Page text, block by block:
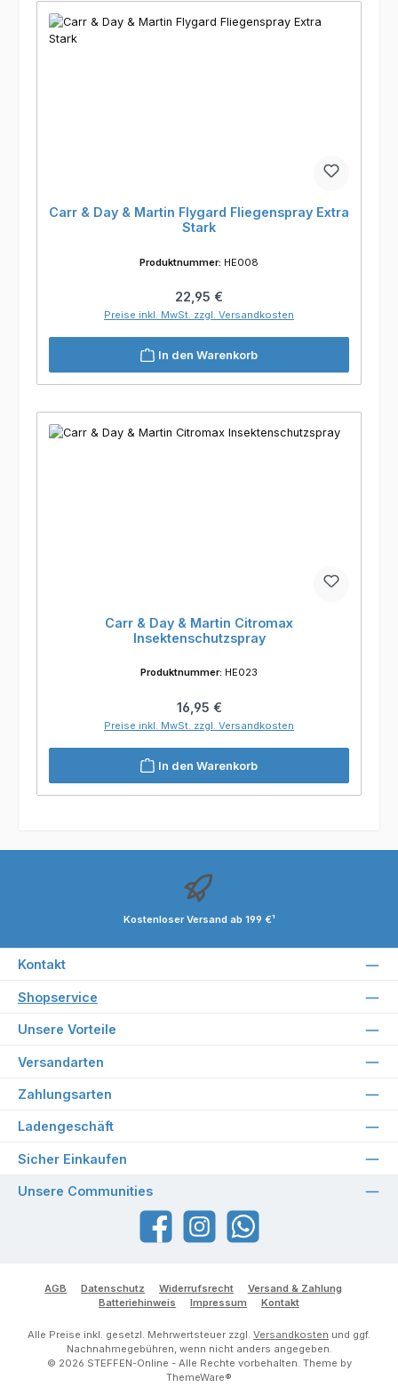
Carr & Day & Martin Flygard Fliegenspray Extra
Stark
Produktnummer: HE008
Regulärer Preis:
22,95 €
Preise inkl. MwSt. zzgl. Versandkosten
In den Warenkorb
Carr & Day & Martin Citromax
Insektenschutzspray
Produktnummer: HE023
Regulärer Preis:
16,95 €
Preise inkl. MwSt. zzgl. Versandkosten
In den Warenkorb
Kostenloser Versand ab 199 €¹
Kontakt
Shopservice
Unsere Vorteile
Versandarten
Zahlungsarten
Ladengeschäft
Sicher Einkaufen
Unsere Communities
FacebookInstagramWhatsApp
AGB Datenschutz Widerrufsrecht
Versand & Zahlung
Batteriehinweis
Impressum Kontakt
Alle Preise inkl. gesetzl. Mehrwertsteuer zzgl. Versandkosten und ggf.
Nachnahmegebühren, wenn nicht anders angegeben.
© 2026 STEFFEN-Online - Alle Rechte vorbehalten. Theme by
ThemeWare®